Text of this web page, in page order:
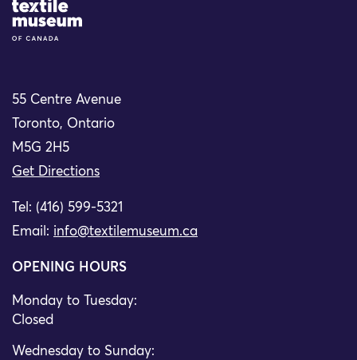
Site Logo
55 Centre Avenue
Toronto, Ontario
M5G 2H5
Get Directions
Tel: (416) 599-5321
Email: info@textilemuseum.ca
OPENING HOURS
Monday to Tuesday:
Closed
Wednesday to Sunday: